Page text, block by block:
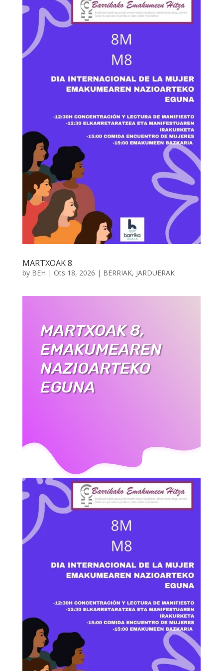
MARTXOAK 8
by BEH | Ots 18, 2026 | BERRIAK, JARDUERAK
MARTXOAK 8,
EMAKUMEAREN
NAZIOARTEKO
EGUNA